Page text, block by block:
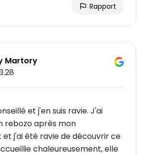
Rapport
Martory
et j'en suis ravie. J'ai
rebozo après mon
j'ai été ravie de découvrir ce
chaleureusement, elle